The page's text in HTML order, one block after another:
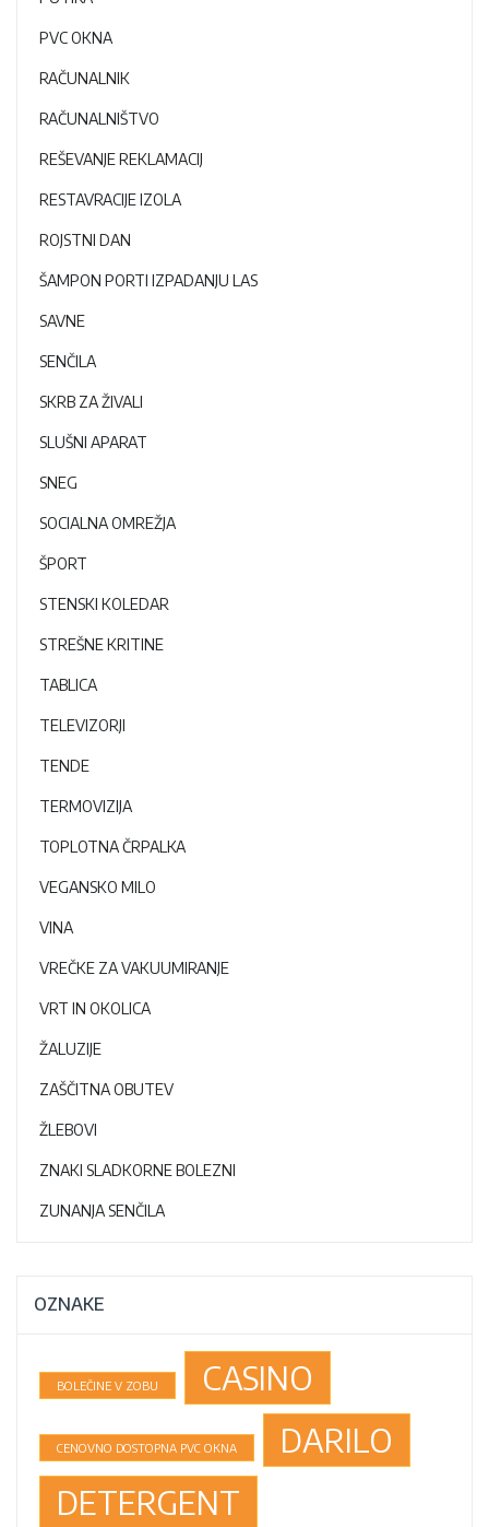
PVC OKNA
RAČUNALNIK
RAČUNALNIŠTVO
REŠEVANJE REKLAMACIJ
RESTAVRACIJE IZOLA
ROJSTNI DAN
ŠAMPON PORTI IZPADANJU LAS
SAVNE
SENČILA
SKRB ZA ŽIVALI
SLUŠNI APARAT
SNEG
SOCIALNA OMREŽJA
ŠPORT
STENSKI KOLEDAR
STREŠNE KRITINE
TABLICA
TELEVIZORJI
TENDE
TERMOVIZIJA
TOPLOTNA ČRPALKA
VEGANSKO MILO
VINA
VREČKE ZA VAKUUMIRANJE
VRT IN OKOLICA
ŽALUZIJE
ZAŠČITNA OBUTEV
ŽLEBOVI
ZNAKI SLADKORNE BOLEZNI
ZUNANJA SENČILA
OZNAKE
BOLEČINE V ZOBU CASINO
CENOVNO DOSTOPNA PVC OKNA
DARILO
DETERGENT